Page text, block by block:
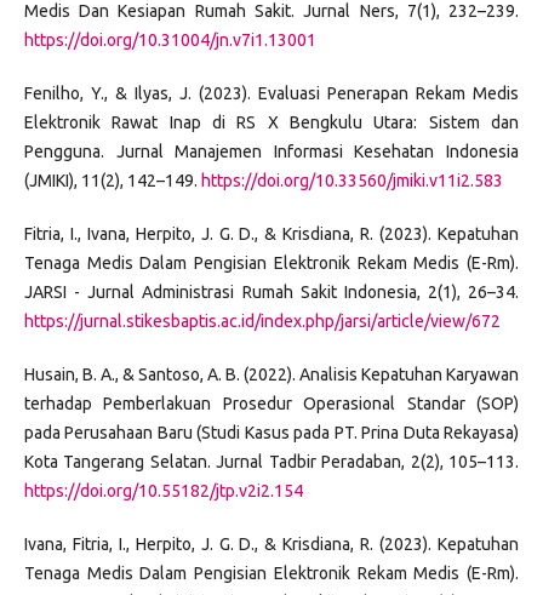
Medis Dan Kesiapan Rumah Sakit. Jurnal Ners, 7(1), 232–239.
https://doi.org/10.31004/jn.v7i1.13001
Fenilho, Y., & Ilyas, J. (2023). Evaluasi Penerapan Rekam Medis
Elektronik Rawat Inap di RS X Bengkulu Utara: Sistem dan
Pengguna. Jurnal Manajemen Informasi Kesehatan Indonesia
(JMIKI), 11(2), 142–149. https://doi.org/10.33560/jmiki.v11i2.583
Fitria, I., Ivana, Herpito, J. G. D., & Krisdiana, R. (2023). Kepatuhan
Tenaga Medis Dalam Pengisian Elektronik Rekam Medis (E-Rm).
JARSI - Jurnal Administrasi Rumah Sakit Indonesia, 2(1), 26–34.
https://jurnal.stikesbaptis.ac.id/index.php/jarsi/article/view/672
Husain, B. A., & Santoso, A. B. (2022). Analisis Kepatuhan Karyawan
terhadap Pemberlakuan Prosedur Operasional Standar (SOP)
pada Perusahaan Baru (Studi Kasus pada PT. Prina Duta Rekayasa)
Kota Tangerang Selatan. Jurnal Tadbir Peradaban, 2(2), 105–113.
https://doi.org/10.55182/jtp.v2i2.154
Ivana, Fitria, I., Herpito, J. G. D., & Krisdiana, R. (2023). Kepatuhan
Tenaga Medis Dalam Pengisian Elektronik Rekam Medis (E-Rm).